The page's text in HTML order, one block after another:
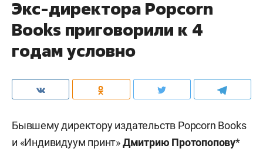
Экс-директора Popcorn
Books приговорили к 4
годам условно
Бывшему директору издательств Popcorn Books
и «Индивидуум принт»Дмитрию Протопопову*